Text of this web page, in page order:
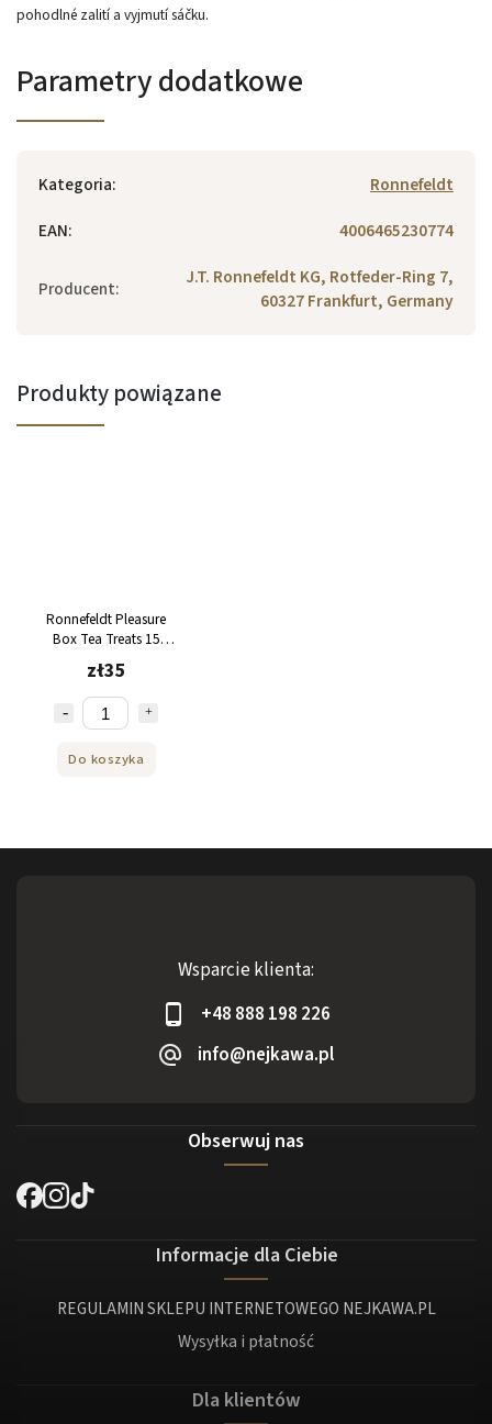
pohodlné zalití a vyjmutí sáčku.
Parametry dodatkowe
Kategoria:
Ronnefeldt
EAN: 4006465230774
Producent:
J.T. Ronnefeldt KG, Rotfeder-Ring 7,
60327 Frankfurt, Germany
Produkty powiązane
Ronnefeldt Pleasure
Box Tea Treats 15
torebek 43,2 g
zł35
Do koszyka
Wsparcie klienta:
+48 888 198 226
info@nejkawa.pl
Obserwuj nas
Informacje dla Ciebie
REGULAMIN SKLEPU INTERNETOWEGO NEJKAWA.PL
Wysyłka i płatność
Dla klientów